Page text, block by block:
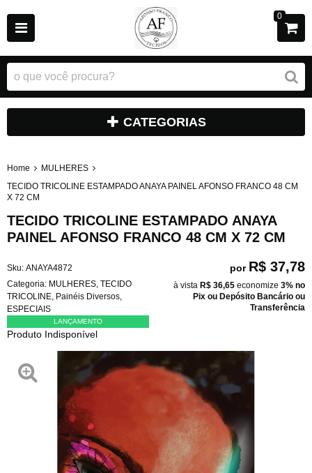
0
CATEGORIAS
Home
MULHERES
TECIDO TRICOLINE ESTAMPADO ANAYA PAINEL AFONSO FRANCO 48 CM
X 72 CM
TECIDO TRICOLINE ESTAMPADO ANAYA
PAINEL AFONSO FRANCO 48 CM X 72 CM
Sku: ANAYA4872
Categoria: MULHERES TECIDO
TRICOLINE Painéis Diversos
ESPECIAIS
LANÇAMENTO
Produto Indisponível
por R$ 37,78
à vista R$ 36,65 economize 3% no
Pix ou Depósito Bancário ou
Transferência